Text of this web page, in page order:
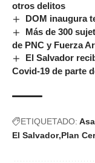
otros delitos
DOM inaugura
Más de 300
de PNC y Fuerza
El Salvador
Covid-19 de parte
ETIQUETADO:
El Salvador Plan